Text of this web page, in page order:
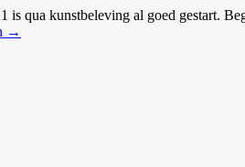
is qua kunstbeleving al goed gestart.
→